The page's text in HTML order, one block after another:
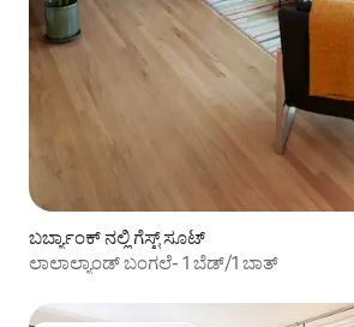
ಬರ್ಬ್ಯಾಂಕ್ ನಲ್ಲಿ ಗೆಸ್ಟ್ ಸೂಟ್
ಲಾಲಾಲ್ಯಾಂಡ್ ಬಂಗಲೆ- 1 ಬೆಡ್/1 ಬಾತ್